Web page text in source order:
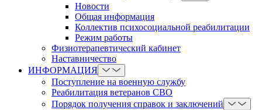
Новости
Общая информация
Коллектив психосоциальной реабилитации
Режим работы
Физиотерапевтический кабинет
Наставничество
ИНФОРМАЦИЯ
Поступление на военную службу
Реабилитация ветеранов СВО
Порядок получения справок и заключений